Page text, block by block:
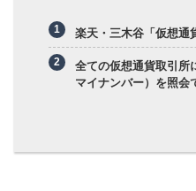
楽天・三木谷「仮想通
全ての仮想通貨取引所
マイナンバー）を照会